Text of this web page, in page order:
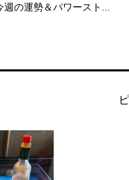
の運勢＆パワースト...